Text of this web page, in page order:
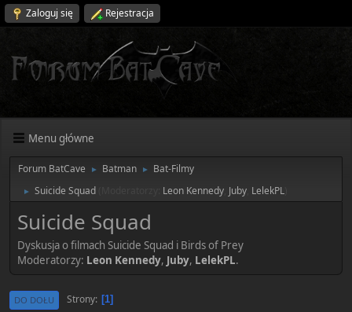
Zaloguj się Rejestracja
Menu główne
Forum BatCave ► Batman ► Bat-Filmy
► Suicide Squad Leon Kennedy Juby LelekPL
Suicide Squad
Dyskusja o filmach Suicide Squad i Birds of Prey
Moderatorzy: Leon Kennedy, Juby, LelekPL.
DO DOŁU Strony 1